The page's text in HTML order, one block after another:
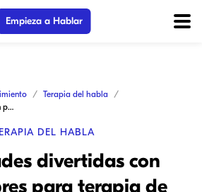
Empieza a Hablar
Terapia del habla
Actividades divertidas con pronombres para terapia de lenguaje en casa
DEL HABLA
divertidas con
para terapia de